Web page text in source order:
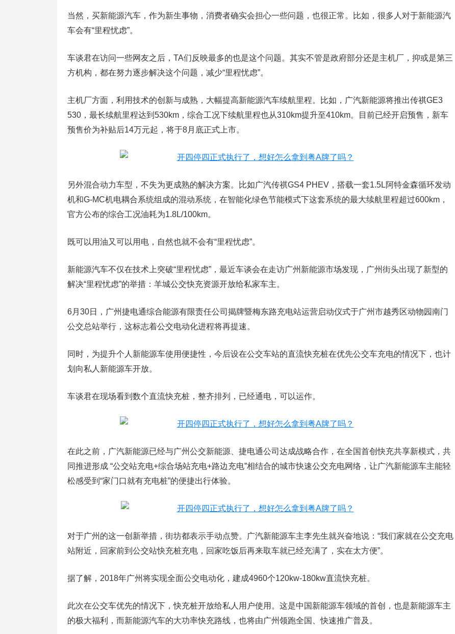
当然，买新能源汽车，作为新生事物，消费者确实会担心一些问题，也很正常。比如，很多人对于新能源汽
车会有“里程忧虑”。
车谈君在访问一些网友之后，TA们反映最多的也是这个问题。其实不管是政府部分还是主机厂，抑或是第三
方机构，都在努力逐步解决这个问题，减少“里程忧虑”。
主机厂方面，利用技术的创新与成熟，大幅提高新能源汽车续航里程。比如，广汽新能源将推出传祺GE3
530，最长续航里程达到530km，综合工况下续航里程也从310km提升至410km。目前已经开启预售，新车
预售价为补贴后14万元起，将于8月底正式上市。
另外混合动力车型，不失为更成熟的解决方案。比如广汽传祺GS4 PHEV，搭载一套1.5L阿特金森循环发动
机和G-MC机电耦合系统组成的混动系统，在智能化绿色节能模式下这套系统的最大续航里程超过600km，
官方公布的综合工况油耗为1.8L/100km。
既可以用油又可以用电，自然也就不会有“里程忧虑”。
新能源汽车不仅在技术上突破“里程忧虑”，最近车谈会在走访广州新能源市场发现，广州街头出现了新型的
解决“里程忧虑”的举措：羊城公交快充资源开放给私家车主。
6月30日，广州捷电通综合能源有限责任公司揭牌暨梅东路充电站运营启动仪式于广州市越秀区动物园南门
公交总站举行，这标志着公交电动化进程将再提速。
同时，为提升个人新能源车使用便捷性，今后设在公交车站的直流快充桩在优先公交车充电的情况下，也计
划向私人新能源车开放。
车谈君在现场看到数个直流快充桩，整齐排列，已经通电，可以运作。
在此之前，广汽新能源已经与广州公交新能源、捷电通公司达成战略合作，在全国首创快充共享新模式，共
同推进形成 “公交站充电+综合场站充电+路边充电”相结合的城市快速公交充电网络，让广汽新能源车主能轻
松感受到“家门口就有充电桩”的便捷出行体验。
对于广州的这一创新举措，街坊都表示手动点赞。广汽新能源车主李先生就兴奋地说：“我们家就在公交充电
站附近，回家前到公交站快充桩充电，回家吃饭后再来取车就已经充满了，实在太方便”。
据了解，2018年广州将实现全面公交电动化，建成4960个120kw-180kw直流快充桩。
此次在公交车优先的情况下，快充桩开放给私人用户使用。这是中国新能源车领域的首创，也是新能源车主
的极大福利，而新能源汽车的大功率快充路线，也将由广州领跑全国、快速推广普及。